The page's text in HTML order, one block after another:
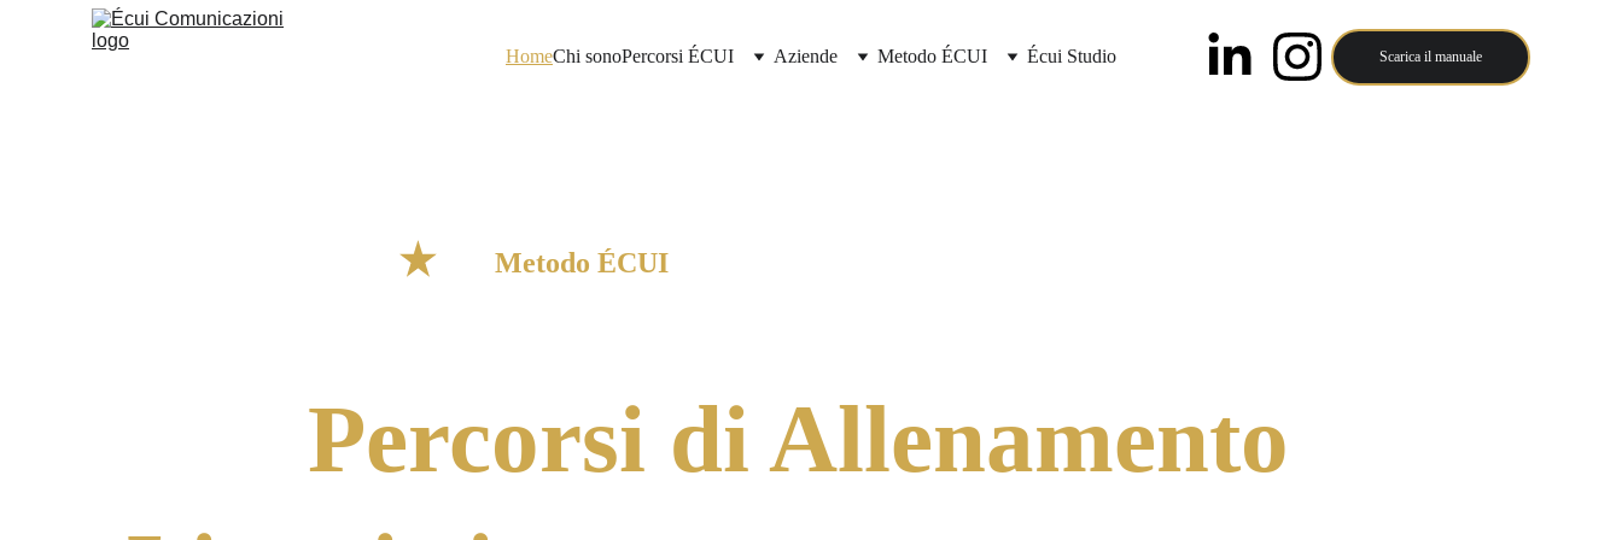
HomeChi sonoPercorsi ÉCUI Aziende Metodo ÉCUI Écui Studio Scarica il manuale
Percorsi di Allenamento
Metodo ÉCUI